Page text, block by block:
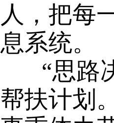
人，把每
息系统。
“思路决
帮扶计划